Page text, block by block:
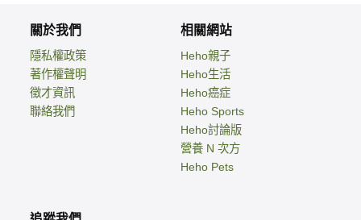
關於我們
隱私權政策
著作權聲明
徵才資訊
聯絡我們
相關網站
Heho親子
Heho生活
Heho癌症
Heho Sports
Heho討論版
營養 N 次方
Heho Pets